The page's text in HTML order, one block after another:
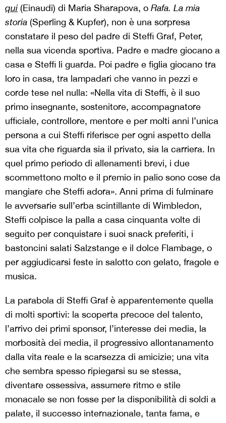
qui (Einaudi) di Maria Sharapova, o Rafa. La mia
storia (Sperling & Kupfer), non è una sorpresa
constatare il peso del padre di Steffi Graf, Peter,
nella sua vicenda sportiva. Padre e madre giocano a
casa e Steffi li guarda. Poi padre e figlia giocano tra
loro in casa, tra lampadari che vanno in pezzi e
corde tese nel nulla: «Nella vita di Steffi, è il suo
primo insegnante, sostenitore, accompagnatore
ufficiale, controllore, mentore e per molti anni l’unica
persona a cui Steffi riferisce per ogni aspetto della
sua vita che riguarda sia il privato, sia la carriera. In
quel primo periodo di allenamenti brevi, i due
scommettono molto e il premio in palio sono cose da
mangiare che Steffi adora». Anni prima di fulminare
le avversarie sull’erba scintillante di Wimbledon,
Steffi colpisce la palla a casa cinquanta volte di
seguito per conquistare i suoi snack preferiti, i
bastoncini salati Salzstange e il dolce Flambage, o
per aggiudicarsi feste in salotto con gelato, fragole e
musica.
La parabola di Steffi Graf è apparentemente quella
di molti sportivi: la scoperta precoce del talento,
l’arrivo dei primi sponsor, l’interesse dei media, la
morbosità dei media, il progressivo allontanamento
dalla vita reale e la scarsezza di amicizie; una vita
che sembra spesso ripiegarsi su se stessa,
diventare ossessiva, assumere ritmo e stile
monacale se non fosse per la disponibilità di soldi a
palate, il successo internazionale, tanta fama, e